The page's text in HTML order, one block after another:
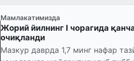
Мамлакатимизда
Жорий йилнинг I чорагида
очиқланди
Мазкур даврда 1,7 минг нафар